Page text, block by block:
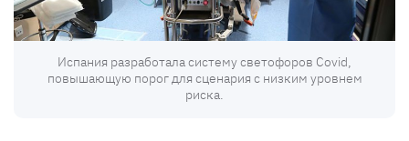
Испания разработала систему светофоров Covid,
повышающую порог для сценария с низким уровнем
риска.